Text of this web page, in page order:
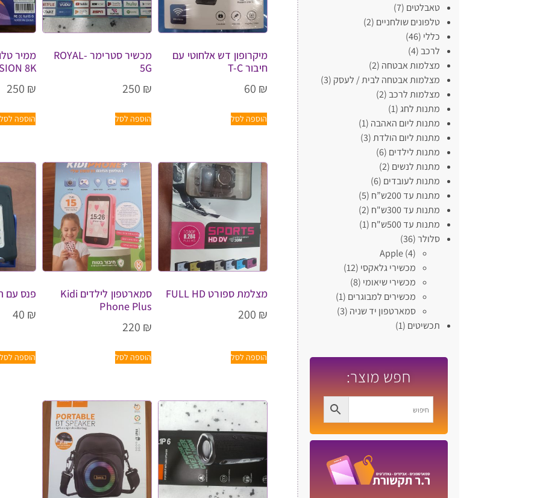
טאבלטים (7)
טלפונים שולחניים (2)
כללי (46)
לרכב(4)
מצלמות אבטחה (2)
מצלמות אבטחה לבית / לעסק (3)
מצלמות לרכב(2)
מתנות לחג(1)
מתנות ליום האהבה (1)
מתנות ליום הולדת(3)
מתנות לילדים (6)
מתנות לנשים (2)
מתנות לעובדים (6)
מתנות עד 200ש”ח
(5)
מתנות עד 300ש"ח
(2)
מתנות עד 500ש"ח
(1)
סלולר(36)
Apple (4)
מכשירי גלאקסי (12)
מכשירי שיאומי (8)
מכשירים למבוגרים (1)
סמארטפון יד שניה (3)
תכשיטים (1)
חפש מוצר:
מיקרופון דש אלחוטי עם
חיבור T-C
60 ₪
הוספה לסל
מכשיר סטרימר -ROYAL
5G
250 ₪
הוספה לסל
8K
250 ₪
הוספה לסל
מצלמת ספורט FULL HD
200 ₪
הוספה לסל
סמארטפון לילדים Kidi
Phone Plus
220 ₪
הוספה לסל
פנס עם
40 ₪
הוספה לסל